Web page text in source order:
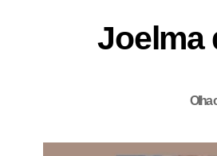
Joelma
Olha